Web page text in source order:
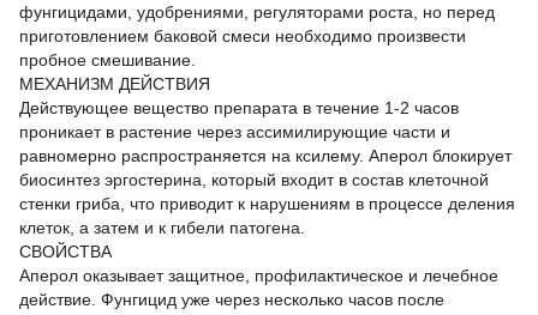
фунгицидами, удобрениями, регуляторами роста, но перед
приготовлением баковой смеси необходимо произвести
пробное смешивание.
МЕХАНИЗМ ДЕЙСТВИЯ
Действующее вещество препарата в течение 1-2 часов
проникает в растение через ассимилирующие части и
равномерно распространяется на ксилему. Аперол блокирует
биосинтез эргостерина, который входит в состав клеточной
стенки гриба, что приводит к нарушениям в процессе деления
клеток, а затем и к гибели патогена.
СВОЙСТВА
Аперол оказывает защитное, профилактическое и лечебное
действие. Фунгицид уже через несколько часов после